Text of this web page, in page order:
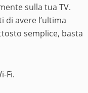
sulla tua TV.
di avere l’ultima
semplice, basta
Fi.